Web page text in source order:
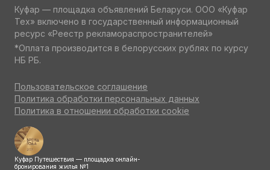
Куфар — площадка объявлений Беларуси. ООО «Куфар
Тех» включено в государственный информационный
ресурс «Реестр рекламораспространителей»
*Оплата производится в белорусских рублях по курсу
НБ РБ.
Пользовательское соглашение
Политика обработки персональных данных
Политика в отношении обработки cookie
Куфар Путешествия — площадка онлайн-
бронирования жилья №1